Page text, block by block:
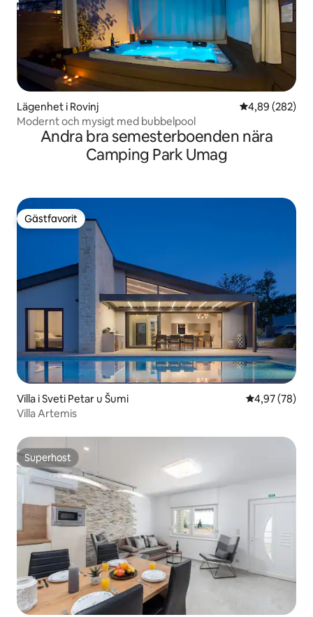
Lägenhet i Rovinj 4,89 av 5 i
4,89 (282)
Modernt och mysigt med bubbelpool
Andra bra semesterboenden nära
Camping Park Umag
Gästfavorit
Gästfavorit
Villa i Sveti Petar u Šumi 4,97 av 5 i
4,97 (78)
Villa Artemis
Superhost
Superhost